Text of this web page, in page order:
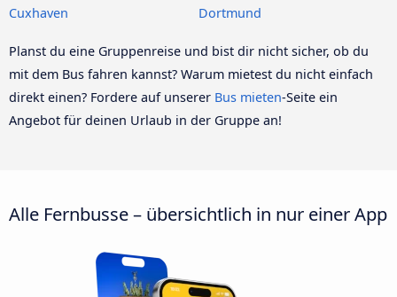
Cuxhaven
Dortmund
Planst du eine Gruppenreise und bist dir nicht sicher, ob du
mit dem Bus fahren kannst? Warum mietest du nicht einfach
direkt einen? Fordere auf unserer Bus mieten-Seite ein
Angebot für deinen Urlaub in der Gruppe an!
Alle Fernbusse – übersichtlich in nur einer App